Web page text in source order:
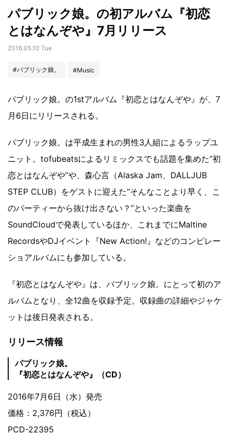
パブリック娘。の初アルバム『初恋
とはなんぞや』7月リリース
2016.05.10 Tue
#パブリック娘。 #Music
パブリック娘。の1stアルバム『初恋とはなんぞや』が、7
月6日にリリースされる。
パブリック娘。は平成生まれの男性3人組によるラップユ
ニット。tofubeatsによるリミックスでも話題を集めた“初
恋とはなんぞや”や、森心言（Alaska Jam、DALLJUB
STEP CLUB）をゲストに迎えた“そんなことより早く、こ
のパーティーから抜け出さない？”といった楽曲を
SoundCloudで発表しているほか、これまでにMaltine
RecordsやDJイベント『New Action!』などのコンピレー
ショアルバムにも参加している。
『初恋とはなんぞや』は、パブリック娘。にとって初のア
ルバムとなり、全12曲を収録予定。収録曲の詳細やジャケ
ットは後日発表される。
リリース情報
パブリック娘。
『初恋とはなんぞや』（CD）
2016年7月6日（水）発売
価格：2,376円（税込）
PCD-22395